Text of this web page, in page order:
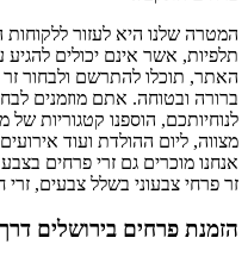
המטרה שלנו היא לעזור ללקוחות
תלפיות, אשר אינם יכולים להגיע
האתר, תוכלו להתרשם ולבחור זר
ברורה ובטוחה. אתם מוזמנים
לנוחיותכם, הוספנו קטגוריות
מצווה, ליום ההולדת ועוד
אנחנו מוכרים גם זרי פרחים
זר פרחי צבעוני בשלל צבעים, זרי
הזמנת פרחים בירושלים